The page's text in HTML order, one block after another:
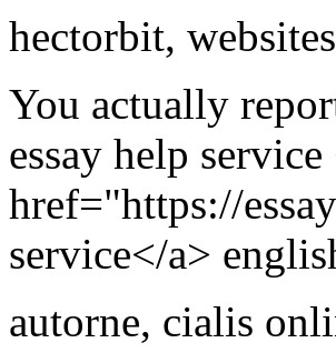
hectorbit,
You actually
essay help service
href="https://
service</a>
autorne, cialis